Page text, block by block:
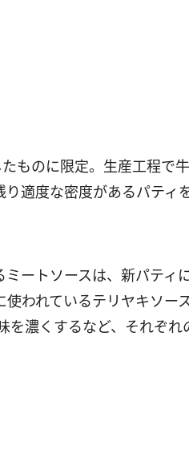
ものに限定。生産工程で
適度な密度があるパティ
ートソースは、新パティ
われているテリヤキソー
を濃くするなど、それぞれ